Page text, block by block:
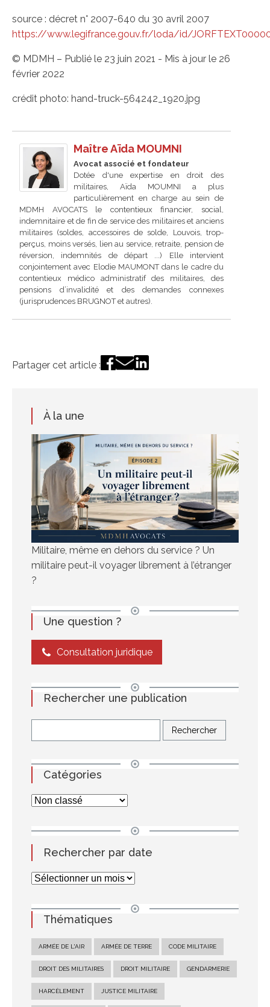
source : décret n° 2007-640 du 30 avril 2007
https://www.legifrance.gouv.fr/loda/id/
© MDMH – Publié le 23 juin 2021 - Mis à jour le 26
février 2022
crédit photo: hand-truck-564242_1920.jpg
Maître Aïda MOUMNI
Avocat associé et fondateur
Dotée d'une expertise en droit des
militaires, Aïda MOUMNI a plus
particulièrement en charge au sein de
MDMH AVOCATS le contentieux financier, social,
indemnitaire et de fin de service des militaires et anciens
militaires (soldes, accessoires de solde, Louvois, trop-
perçus, moins versés, lien au service, retraite, pension de
réversion, indemnités de départ ...) Elle intervient
conjointement avec Elodie MAUMONT dans le cadre du
contentieux médico administratif des militaires, des
pensions d’invalidité et des demandes connexes
(jurisprudences BRUGNOT et autres).
Partager cet article :
À la une
Militaire, même en dehors du service ? Un
militaire peut-il voyager librement à l’étranger
?
Une question ?
Consultation juridique
Rechercher une publication
Catégories
Rechercher par date
Thématiques
ARMÉE DE L'AIR ARMÉE DE TERRE CODE MILITAIRE
DROIT DES MILITAIRES DROIT MILITAIRE GENDARMERIE
HARCÈLEMENT JUSTICE MILITAIRE